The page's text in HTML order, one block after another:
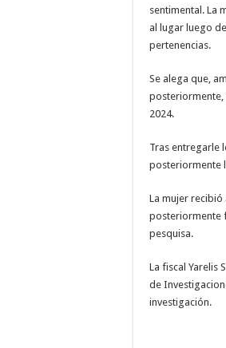
sentimental. La
al lugar luego
pertenencias.
Se alega que,
posteriormente,
2024.
Tras entregarle
posteriormente
La mujer recibió
posteriormente
pesquisa.
La fiscal Yarelis
de
investigación.